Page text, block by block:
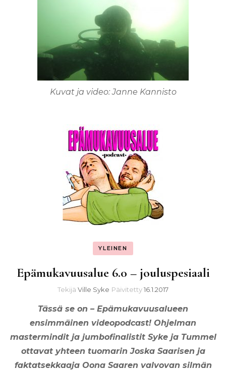
Kuvat ja video: Janne Kannisto
YLEINEN
Epämukavuusalue 6.0 – jouluspesiaali
Tekijä Ville Syke Päivitetty16.1.2017
Tässä se on – Epämukavuusalueen
ensimmäinen videopodcast! Ohjelman
mastermindit ja jumbofinalistit Syke ja Tummel
ottavat yhteen tuomarin Joska Saarisen ja
faktatsekkaaja Oona Saaren valvovan silmän